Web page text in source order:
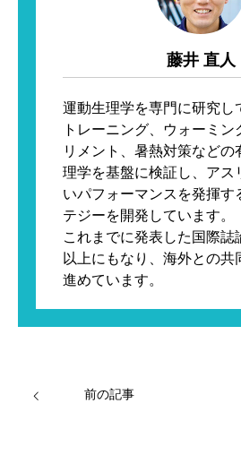
藤井 直人
運動生理学を専門に研究し
トレーニング、ウォーミ
リメント、暑熱対策などの
理学を基盤に検証し、アス
いパフォーマンスを発揮す
テジーを開発しています。
これまでに発表した国際誌
以上にもなり、海外との共
進めています。
前の記事